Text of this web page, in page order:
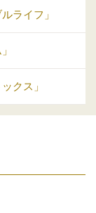
ライフ」
クス」